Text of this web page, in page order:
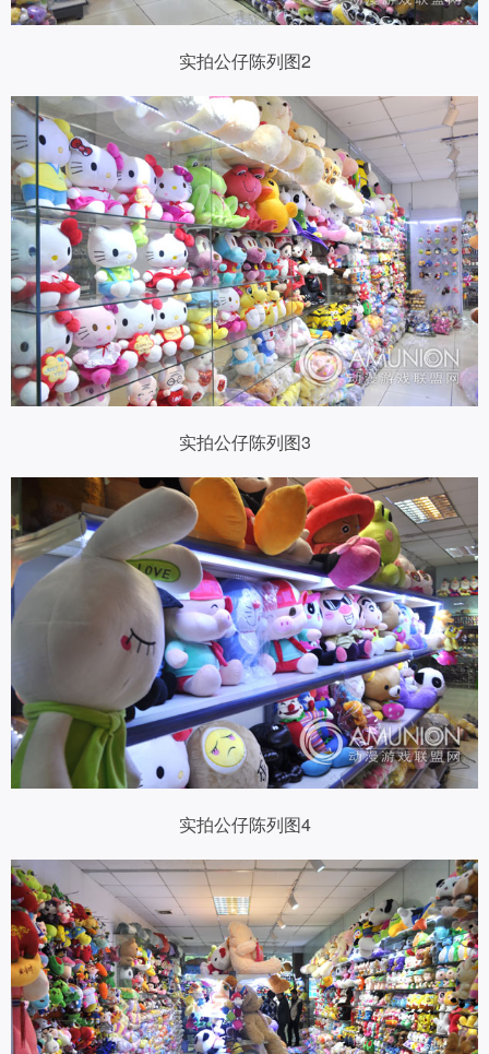
实拍公仔陈列图2
实拍公仔陈列图3
实拍公仔陈列图4